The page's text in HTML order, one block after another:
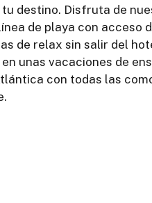
destino. Disfruta de
de playa con acceso
de relax sin salir del
unas vacaciones de
con todas las